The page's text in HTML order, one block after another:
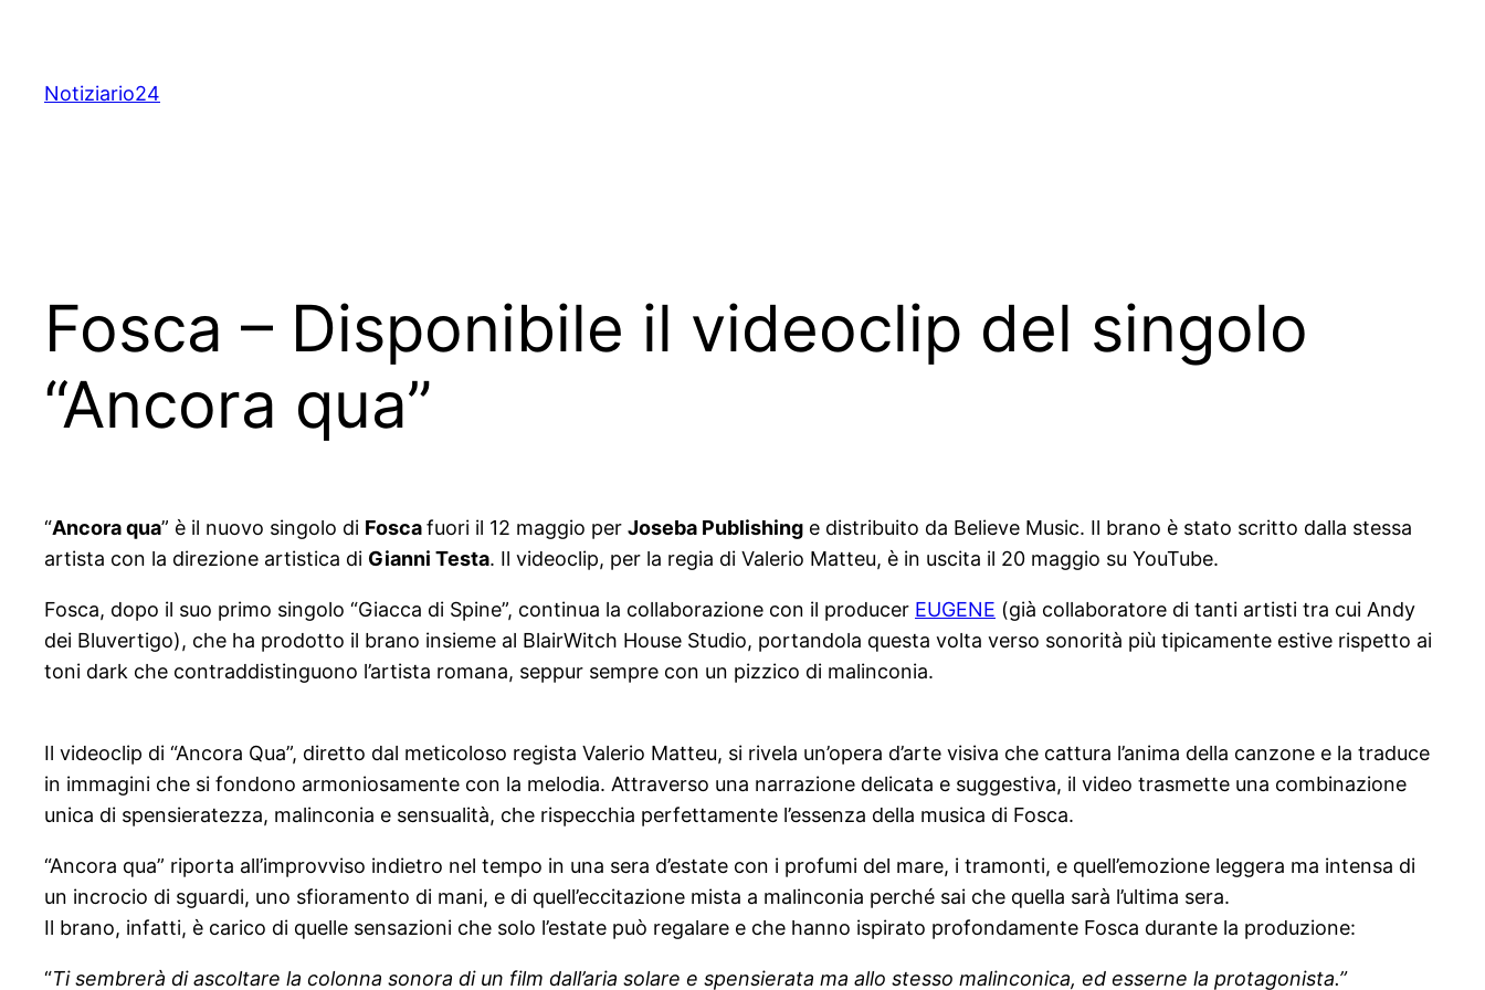
content
Notiziario24
Fosca – Disponibile il videoclip del singolo
“Ancora qua”
“Ancora qua” è il nuovo singolo di Foscafuori il 12 maggio per Joseba Publishing e distribuito da Believe Music. Il brano è stato scritto dalla stessa
artista con la direzione artistica di Gianni Testa. Il videoclip, per la regia di Valerio Matteu, è in uscita il 20 maggio su YouTube.
Fosca, dopo il suo primo singolo “Giacca di Spine”, continua la collaborazione con il producer EUGENE (già collaboratore di tanti artisti tra cui Andy
dei Bluvertigo), che ha prodotto il brano insieme al BlairWitch House Studio, portandola questa volta verso sonorità più tipicamente estive rispetto ai
toni dark che contraddistinguono l’artista romana, seppur sempre con un pizzico di malinconia.
Il videoclip di “Ancora Qua”, diretto dal meticoloso regista Valerio Matteu, si rivela un’opera d’arte visiva che cattura l’anima della canzone e la traduce
in immagini che si fondono armoniosamente con la melodia. Attraverso una narrazione delicata e suggestiva, il video trasmette una combinazione
unica di spensieratezza, malinconia e sensualità, che rispecchia perfettamente l’essenza della musica di Fosca.
“Ancora qua” riporta all’improvviso indietro nel tempo in una sera d’estate con i profumi del mare, i tramonti, e quell’emozione leggera ma intensa di
un incrocio di sguardi, uno sfioramento di mani, e di quell’eccitazione mista a malinconia perché sai che quella sarà l’ultima sera.
Il brano, infatti, è carico di quelle sensazioni che solo l’estate può regalare e che hanno ispirato profondamente Fosca durante la produzione:
“Ti sembrerà di ascoltare la colonna sonora di un film dall’aria solare e spensierata ma allo stesso malinconica, ed esserne la protagonista.”